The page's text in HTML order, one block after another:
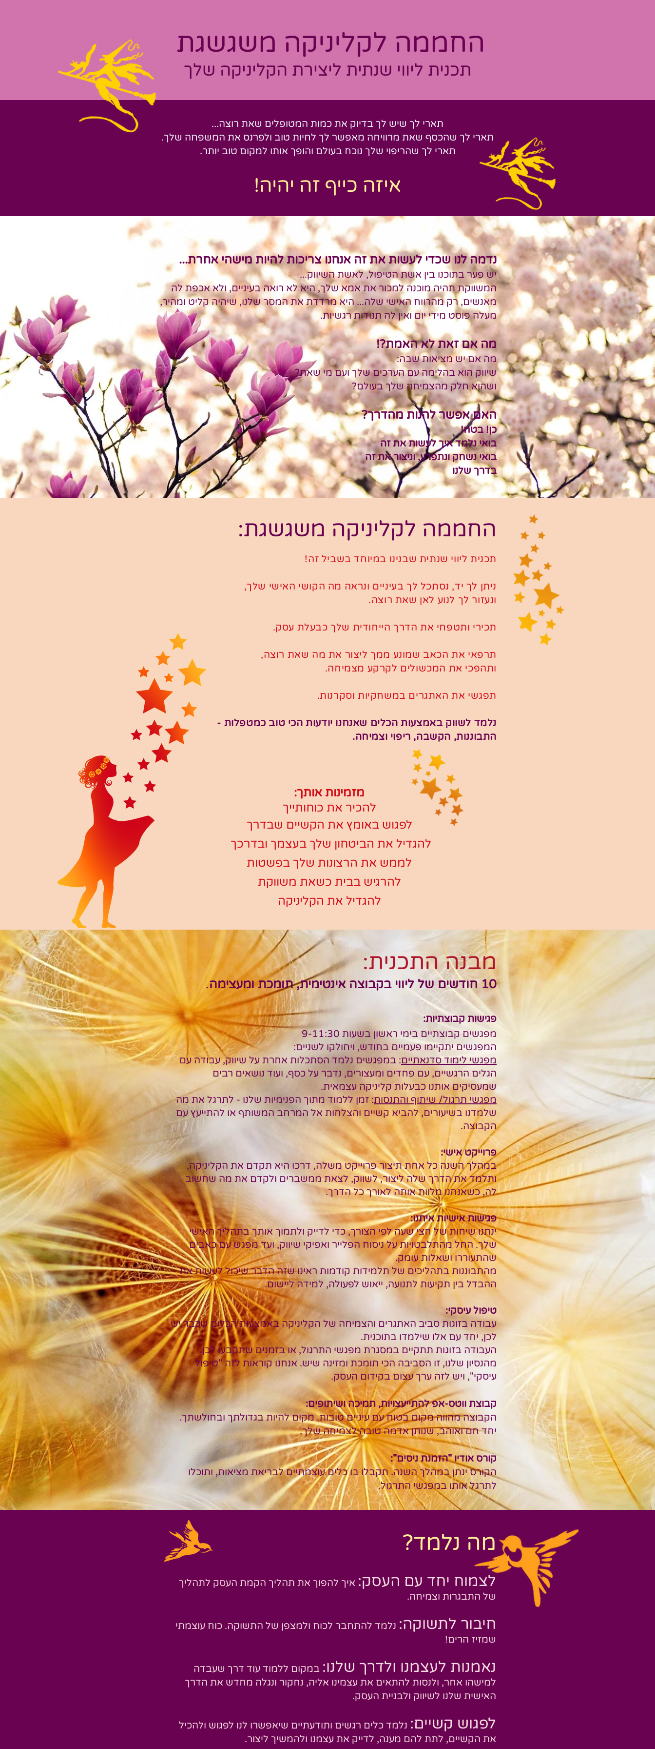
החממה לקליניקה משגשגת
תכנית ליווי שנתית ליצירת הקליניקה שלך
תארי לך שיש לך בדיוק את כמות המטופלים שאת רוצה...
תארי לך שהכסף שאת מרוויחה מאפשר לך לחיות טוב ולפרנס את המשפחה שלך.
תארי לך שהריפוי שלך נוכח בעולם והופך אותו למקום טוב יותר.
איזה כייף זה יהיה!
נדמה לנו שכדי לעשות את זה אנחנו צריכות להיות מישהי אחרת...
יש פער בתוכנו בין אשת הטיפול, לאשת השיווק...
המשווקת תהיה מוכנה למכור את אמא שלך, היא לא רואה בעיניים, ולא אכפת לה
מאנשים, רקמהרווח האישי שלה... היא מרדדת את המסר שלנו, שיהיה קליט ומהיר,
מעלה פוסט מידי יום ואין לה תנודות רגשיות.
מה אם זאת לא האמת?!
מה אם יש מציאות שבה:
שיווק הוא בהלימה עם הערכים שלך ועם מי שאת?
ושהוא חלק מהצמיחה שלך בעולם?
האם אפשר להנות מהדרך?
כן! בטח!
בואי נלמד איך לעשות את זה
בואי נשחק ונתפרע, וניצור את זה
בדרך שלנו
החממה לקליניקה משגשגת:
תכנית ליווי שנתית שבנינו במיוחד בשביל זה!
ניתן לך יד, נסתכל לך בעיניים ונראה מה הקושי האישי שלך,
ונעזור לך לנוע לאן שאת רוצה.
תכירי ותטפחי את הדרך הייחודית שלך כבעלת עסק.
תרפאי את הכאב שמונע ממך ליצור את מה שאת רוצה,
ותהפכי את המכשולים לקרקע מצמיחה.
תפגשי את האתגרים במשחקיות וסקרנות.
נלמד לשווק באמצעות הכלים שאנחנו יודעות הכי טוב כמטפלות -
התבוננות, הקשבה, ריפוי וצמיחה.
מזמינות אותך:
להכיר את כוחותייך
לפגוש באומץ את הקשיים שבדרך
להגדיל את הביטחון שלך בעצמך ובדרכך
לממש את הרצונות שלך בפשטות
להרגיש בבית כשאת משווקת
להגדיל את הקליניקה
מבנה התכנית:
10 חוד שים של ליווי בקבוצה אינטימית, תומכת ומעצימה.
פגישות קבוצתיות:
מפגשים קבוצתיים בימי ראשון בשעות 9-11:30
המפגשים יתקיימו פעמיים בחודש, ויחולקו לשניים:
מפגשי לימוד סדנאתיים: במפגשים נלמד הסתכלות אחרת על שיווק, עבודה עם
הגלים הרגשיים, עם פחדים ומעצורים, נדבר על כסף, ועוד נושאים רבים
שמעסיקים אותנו כבעלות קליניקה עצמאית.
מפגשי תרגול/ שיתוף והתנסות: זמן ללמוד מתוך הפנימיות שלנו - לתרגל את מה
שלמדנו בשיעורים, להביא קשיים והצלחות אל המרחב המשותף או להתייעץ עם
הקבוצה.
פרוייקט אישי:
במהלך השנה כל אחת תיצור פרוייקט משלה, דרכו היא תקדם את הקליניקה,
ותלמד את הדרך שלה ליצור, לשווק, לצאת ממשברים ולקדם את מה שחשוב
לה, כשאנחנו מלוות אותה לאורך כל הדרך.
פגישות אישיות איתנו:
ינתנו שיחות של חצי שעה לפי הצורך, כדי לדייק ולתמוך אותך בתהליך האישי
שלך. החל מהתלבטויות על ניסוח הפלייר ואפיקי שיווק, ועד מפגש עם כאבים
שהתעוררו ושאלות עומק.
מהתבוננות בתהליכים של תלמידות קודמות ראינו שזה הדבר שיכול לעשות את
ההבדל בין תקיעות לתנועה, ייאוש לפעולה, למידה ליישום.
טיפול עיסקי:
עבודה בזוגות סביב האתגרים והצמיחה של הקליניקה באמצעות הכלים שכבר יש
לכן, יחד עם אלו שילמדו בתוכנית.
העבודה בזוגות תתקיים במסגרת מפגשי התרגול, או בזמנים שתקבעו לכן.
מהנסיון שלנו, זו הסביבה הכי תומכת ומזינה שיש. אנחנו קוראות לזה "טיפול
עיסקי", ויש לזה ערך עצום בקידום העסק.
קבוצת ווטס-אפ להתייעצויות, תמיכה ושיתופים:
הקבוצה מהווה מקום בטוח עם עיניים טובות. מקום להיות בגדולתך ובחולשתך.
יחד חם ואוהב, שנותן אדמה טובה לצמיחה שלך.
קורס אודיו "הזמנת ניסים":
הקורס ינתן במהלך השנה. תקבלו בו כלים עוצמתיים לבריאת מציאות, ותוכלו
לתרגל אותו במפגשי התרגול.
מה נלמד?
לצמוח יחד עם העסק: איך להפוך את תהליך הקמת העסק לתהליך
של התבגרות וצמיחה.
חיבור לתשוקה: נלמד להתחבר לכוח ולמצפן של התשוקה. כוח עוצמתי
שמזיז הרים!
נאמנות לעצמנו ולדרך שלנו: במקום ללמוד עוד דרך שעבדה
למישהו אחר, ולנסות להתאים את עצמינו אליה, נחקור ונגלה מחדש את הדרך
האישית שלנו לשיווק ולבניית העסק.
לפגוש קשיים: נלמד כלים רגשים ותודעתיים שיאפשרו לנו לפגוש ולהכיל
את הקשיים, לתת להם מענה, לדייק את עצמנו ולהמשיך ליצור.